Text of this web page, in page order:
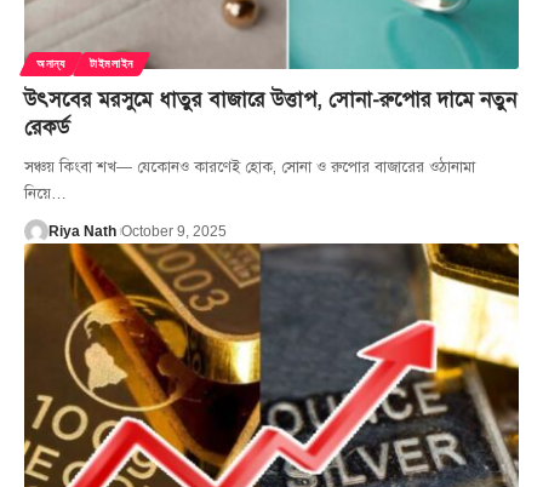
অনান্য টাইমলাইন
উৎসবের মরসুমে ধাতুর বাজারে উত্তাপ, সোনা-রুপোর দামে নতুন
রেকর্ড
সঞ্চয় কিংবা শখ— যেকোনও কারণেই হোক, সোনা ও রুপোর বাজারের ওঠানামা
নিয়ে…
Riya Nath October 9, 2025